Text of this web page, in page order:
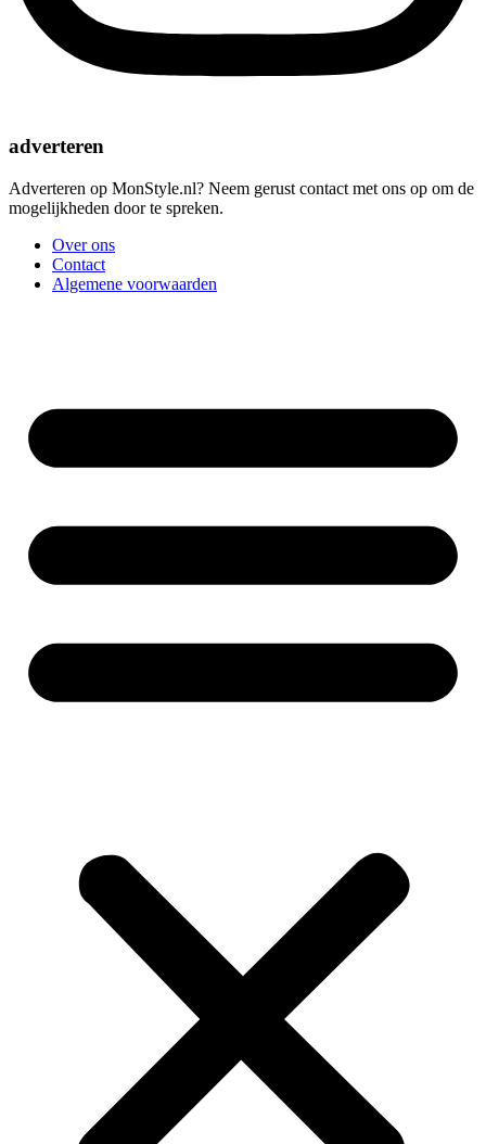
adverteren
Adverteren op MonStyle.nl? Neem gerust contact met ons op om de
mogelijkheden door te spreken.
Over ons
Contact
Algemene voorwaarden